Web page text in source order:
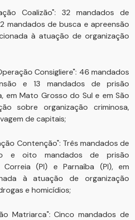
Coalizão": 32 mandados de
mandados de busca e apreensão
à atuação de organização
Consigliere": 46 mandados
e 13 mandados de prisão
em Mato Grosso do Sul e em São
sobre organização criminosa,
de capitais;
Contenção": Três mandados de
e oito mandados de prisão
(PI) e Parnaíba (PI), em
à atuação de organização
e homicídios;
Matriarca": Cinco mandados de